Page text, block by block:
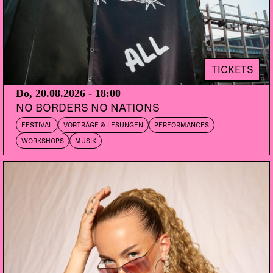
seinem Label DSCI4 auf die nächste Ebene. Was ihr
von dem Label in Zukunft erwarten könnt, wird euch
DJ Trace anlässlich seines Auftrittes im Dachstock
präsentieren. B ready:-)
TICKETS
Do, 20.08.2026 - 18:00
NO BORDERS NO NATIONS
FESTIVAL VORTRÄGE & LESUNGEN PERFORMANCES
WORKSHOPS MUSIK